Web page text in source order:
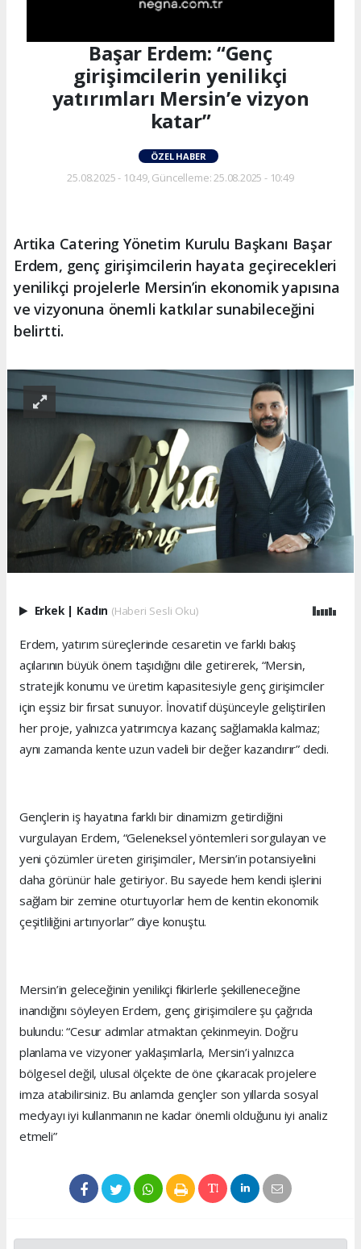
Başar Erdem: “Genç
girişimcilerin yenilikçi
yatırımları Mersin’e vizyon
katar”
ÖZEL HABER
25.08.2025 - 10:49, Güncelleme: 25.08.2025 - 10:49
Artika Catering Yönetim Kurulu Başkanı Başar
Erdem, genç girişimcilerin hayata geçirecekleri
yenilikçi projelerle Mersin’in ekonomik yapısına
ve vizyonuna önemli katkılar sunabileceğini
belirtti.
Erkek Kadın (Haberi Sesli Oku)
Erdem, yatırım süreçlerinde cesaretin ve farklı bakış
açılarının büyük önem taşıdığını dile getirerek, “Mersin,
stratejik konumu ve üretim kapasitesiyle genç girişimciler
için eşsiz bir fırsat sunuyor. İnovatif düşünceyle geliştirilen
her proje, yalnızca yatırımcıya kazanç sağlamakla kalmaz;
aynı zamanda kente uzun vadeli bir değer kazandırır” dedi.
Gençlerin iş hayatına farklı bir dinamizm getirdiğini
vurgulayan Erdem, “Geleneksel yöntemleri sorgulayan ve
yeni çözümler üreten girişimciler, Mersin’in potansiyelini
daha görünür hale getiriyor. Bu sayede hem kendi işlerini
sağlam bir zemine oturtuyorlar hem de kentin ekonomik
çeşitliliğini artırıyorlar” diye konuştu.
Mersin’in geleceğinin yenilikçi fikirlerle şekilleneceğine
inandığını söyleyen Erdem, genç girişimcilere şu çağrıda
bulundu: “Cesur adımlar atmaktan çekinmeyin. Doğru
planlama ve vizyoner yaklaşımlarla, Mersin’i yalnızca
bölgesel değil, ulusal ölçekte de öne çıkaracak projelere
imza atabilirsiniz. Bu anlamda gençler son yıllarda sosyal
medyayı iyi kullanmanın ne kadar önemli olduğunu iyi analiz
etmeli”